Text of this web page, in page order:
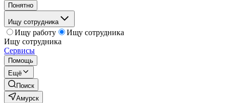
Понятно
Ищу сотрудника
Ищу работу
Ищу сотрудника
Ищу сотрудника
Сервисы
Помощь
Ещё
Поиск
Амурск